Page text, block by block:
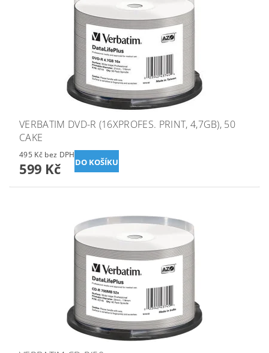
VERBATIM DVD-R (16XPROFES. PRINT, 4,7GB), 50
CAKE
495 Kč bez DPH
599 Kč